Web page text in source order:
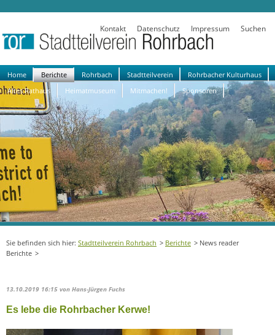
Kontakt Datenschutz Impressum Suchen
Navigation
überspringen
Home Berichte Rohrbach Stadtteilverein
Rohrbacher Kulturhaus
Altes Rathaus
Heimatmuseum Mitmachen! Sponsoren
Stadtteilverein Rohrbach Berichte
News reader
Berichte
13.10.2019 16:15 von Hans-Jürgen Fuchs
Es lebe die Rohrbacher Kerwe!